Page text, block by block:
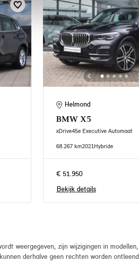
Helmond
BMW X5
xDrive45e Executive Automaat
68.267 km2021Hybride
€ 51.950
Bekijk details
weergegeven, zijn wijzigingen in modellen,
derhalve geen rechten worden ontleend.